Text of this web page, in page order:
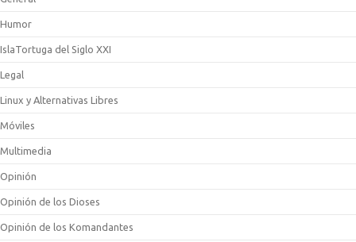
Humor
IslaTortuga del Siglo XXI
Legal
Linux y Alternativas Libres
Móviles
Multimedia
Opinión
Opinión de los Dioses
Opinión de los Komandantes